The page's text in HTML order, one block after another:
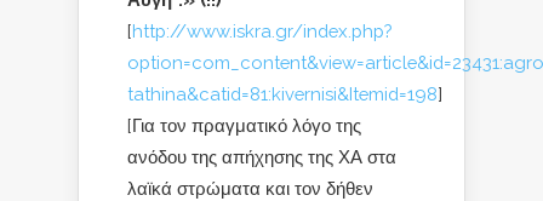
[http://www.iskra.gr/index.php?
tathina&catid=81:kivernisi&Itemid=198]
[Για τον πραγματικό λόγο της
ανόδου της απήχησης της ΧΑ στα
λαϊκά στρώματα και τον δήθεν